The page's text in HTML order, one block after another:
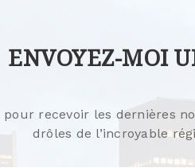
ENVOYEZ-MOI
pour recevoir les dernières
drôles de l’incroyable